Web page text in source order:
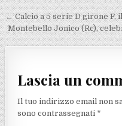
Navigazione
← Calcio a 5 serie D girone F,
Montebello Jonico (Rc),
Lascia un
Il tuo indirizzo email non
sono contrassegnati *